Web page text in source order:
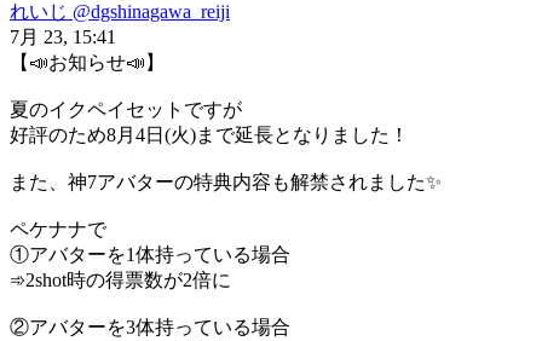
れいじ @dgshinagawa_reiji
7月 23, 15:41
【📣お知らせ📣】
夏のイクペイセットですが
好評のため8月4日(火)まで延長となりました！
また、神7アバターの特典内容も解禁されました✨
ペケナナで
①アバターを1体持っている場合
➾2shot時の得票数が2倍に
②アバターを3体持っている場合